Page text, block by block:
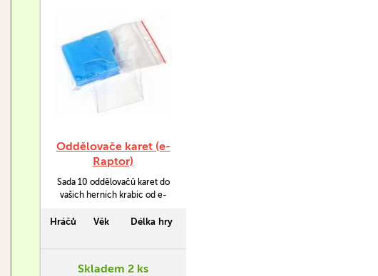
Oddělovače karet (e-
Raptor)
Sada 10 oddělovačů karet do
vašich herních krabic od e-
Hráčů Věk Délka hry
Skladem 2 ks